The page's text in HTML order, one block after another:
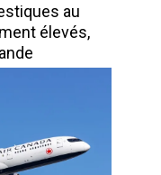
au
élevés,